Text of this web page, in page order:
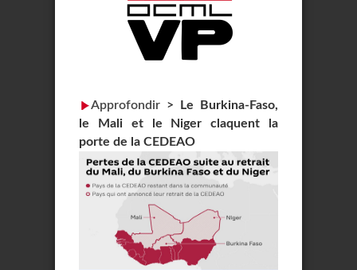
Approfondir >
Le Burkina-Faso,
le Mali et le Niger claquent la
porte de la CEDEAO